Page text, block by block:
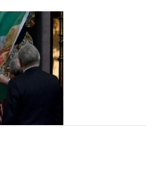
Open de galerij in vergrote